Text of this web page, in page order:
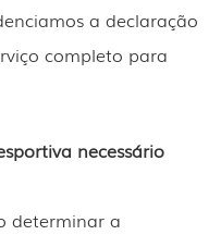
a declaração
completo para
necessário
determinar a